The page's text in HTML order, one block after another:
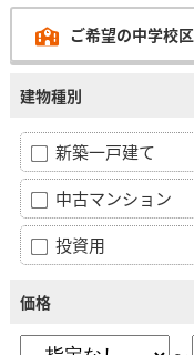
ご希望の中学校
建物種別
新築一戸建て
中古マンション
投資用
価格